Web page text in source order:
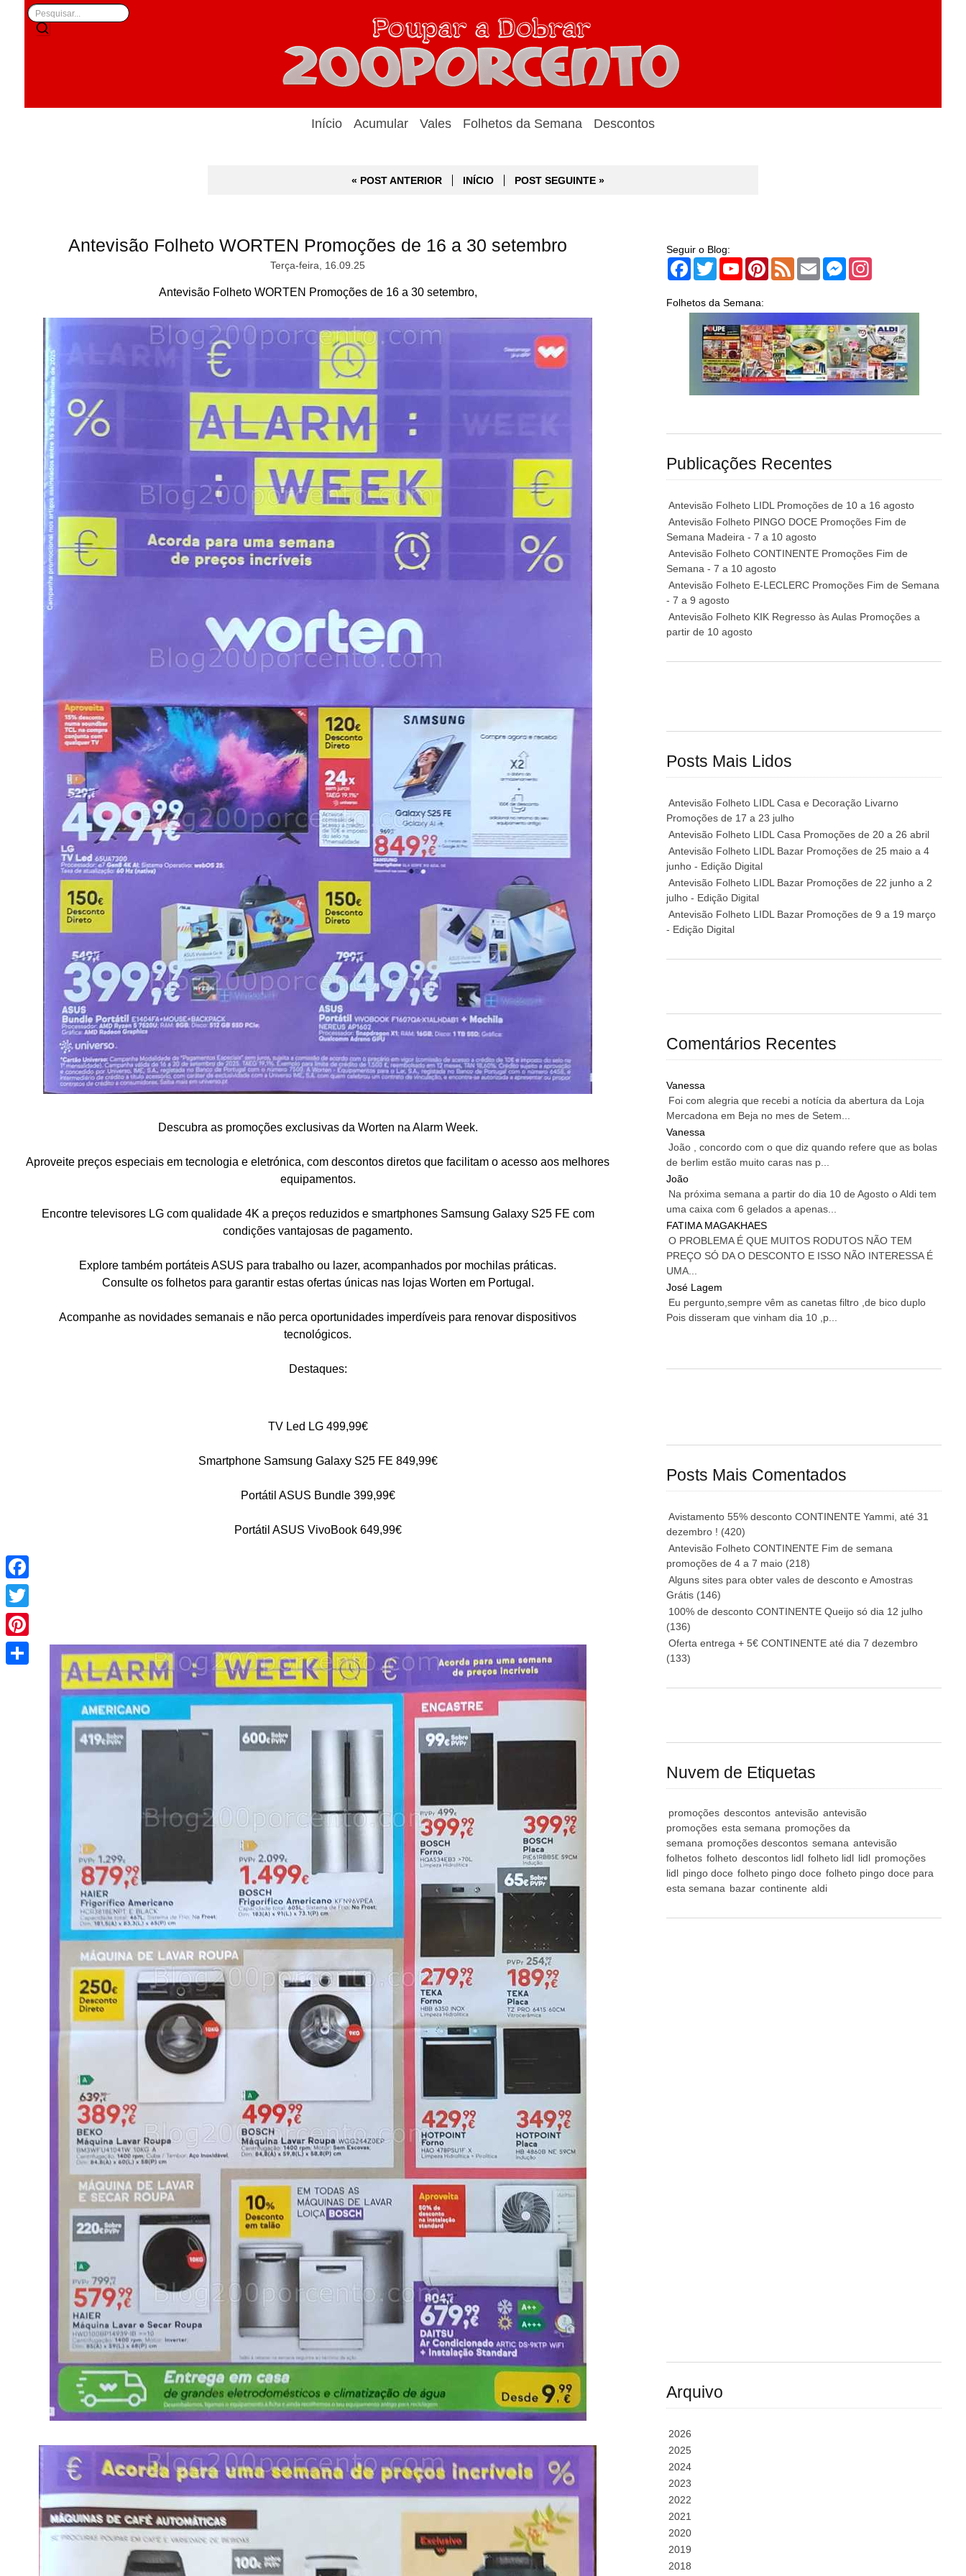
Início Acumular Vales Folhetos da Semana Descontos
« POST ANTERIOR INÍCIO POST SEGUINTE »
Antevisão Folheto WORTEN Promoções de 16 a 30 setembro
Terça-feira, 16.09.25
Antevisão Folheto WORTEN Promoções de 16 a 30 setembro,
Descubra as promoções exclusivas da Worten na Alarm Week.
Aproveite preços especiais em tecnologia e eletrónica, com descontos diretos que facilitam o acesso aos melhores
equipamentos.
Encontre televisores LG com qualidade 4K a preços reduzidos e smartphones Samsung Galaxy S25 FE com
condições vantajosas de pagamento.
Explore também portáteis ASUS para trabalho ou lazer, acompanhados por mochilas práticas.
Consulte os folhetos para garantir estas ofertas únicas nas lojas Worten em Portugal.
Acompanhe as novidades semanais e não perca oportunidades imperdíveis para renovar dispositivos
tecnológicos.
Destaques:
TV Led LG 499,99€
Smartphone Samsung Galaxy S25 FE 849,99€
Portátil ASUS Bundle 399,99€
Portátil ASUS VivoBook 649,99€
Seguir o Blog:
Facebook
TwitterYouTubePinterest
Feed Email Messenger
Folhetos da Semana:
Publicações Recentes
Antevisão Folheto LIDL Promoções de 10 a 16 agosto
Antevisão Folheto PINGO DOCE Promoções Fim de
Semana Madeira - 7 a 10 agosto
Antevisão Folheto CONTINENTE Promoções Fim de
Semana - 7 a 10 agosto
Antevisão Folheto E-LECLERC Promoções Fim de Semana
- 7 a 9 agosto
Antevisão Folheto KIK Regresso às Aulas Promoções a
partir de 10 agosto
Posts Mais Lidos
Antevisão Folheto LIDL Casa e Decoração Livarno
Promoções de 17 a 23 julho
Antevisão Folheto LIDL Casa Promoções de 20 a 26 abril
Antevisão Folheto LIDL Bazar Promoções de 25 maio a 4
junho - Edição Digital
Antevisão Folheto LIDL Bazar Promoções de 22 junho a 2
julho - Edição Digital
Antevisão Folheto LIDL Bazar Promoções de 9 a 19 março
- Edição Digital
Comentários Recentes
Vanessa
Foi com alegria que recebi a notícia da abertura da Loja
Mercadona em Beja no mes de Setem...
Vanessa
João , concordo com o que diz quando refere que as bolas
de berlim estão muito caras nas p...
João
Na próxima semana a partir do dia 10 de Agosto o Aldi tem
uma caixa com 6 gelados a apenas...
FATIMA MAGAKHAES
O PROBLEMA É QUE MUITOS RODUTOS NÃO TEM
PREÇO SÓ DA O DESCONTO E ISSO NÃO INTERESSA É
UMA...
José Lagem
Eu pergunto,sempre vêm as canetas filtro ,de bico duplo
Pois disseram que vinham dia 10 ,p...
Posts Mais Comentados
Avistamento 55% desconto CONTINENTE Yammi, até 31
dezembro ! (420)
Antevisão Folheto CONTINENTE Fim de semana
promoções de 4 a 7 maio (218)
Alguns sites para obter vales de desconto e Amostras
Grátis (146)
100% de desconto CONTINENTE Queijo só dia 12 julho
(136)
Oferta entrega + 5€ CONTINENTE até dia 7 dezembro
(133)
Nuvem de Etiquetas
promoções descontos antevisão antevisão
promoções esta semana promoções da
semana promoções descontos semana antevisão
folhetos folheto descontos lidl folheto lidl lidl promoções
lidl pingo doce folheto pingo doce folheto pingo doce para
esta semana bazar continente aldi
Arquivo
2026
2025
2024
2023
2022
2021
2020
2019
2018